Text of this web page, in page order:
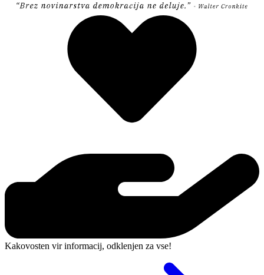
Kakovosten vir informacij, odklenjen za vse!